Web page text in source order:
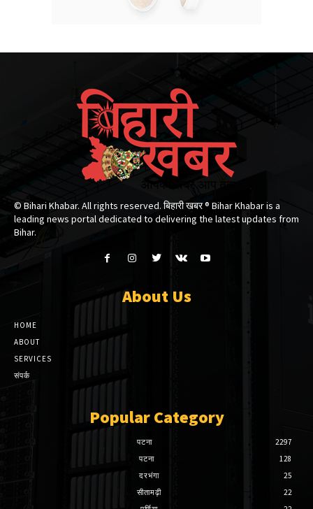
© Bihari Khabar. All rights reserved. बिहारी खबर ®​ Bihar Khabar is a
leading news portal dedicated to delivering the latest updates from
Bihar.
About Us
HOME
ABOUT
SERVICES
संपर्क
Popular Category
पटना
2297
पटना
128
दरभंगा
25
सीतामढ़ी
22